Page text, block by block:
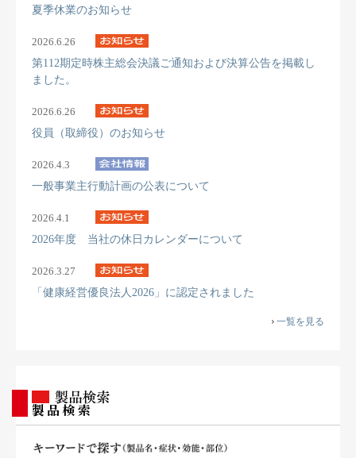
夏季休業のお知らせ
2026.6.26
第112期定時株主総会決議ご通知および決算公告を掲載し
ました。
2026.6.26
役員（取締役）のお知らせ
2026.4.3
一般事業主行動計画の公表について
2026.4.1
2026年度 当社の休日カレンダーについて
2026.3.27
「健康経営優良法人2026」に認定されました
一覧を見る
製品検索